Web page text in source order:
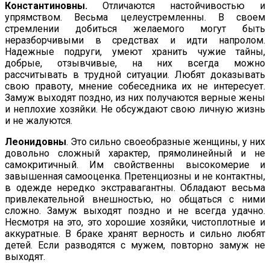
Константиновны. Отличаются настойчивостью и
упрямством. Весьма целеустремленны. В своем
стремлении добиться желае­мого могут быть
неразборчивыми в средствах и идти напролом.
Надежные подруги, умеют хранить чужие тайны,
добрые, от­зывчивые, на них всегда можно
рассчитывать в трудной ситуа­ции. Любят доказывать
свою правоту, мнение собеседника их не интересует.
Замуж выходят поздно, из них получаются вер­ные жены
и неплохие хозяйки. Не обсуждают свою личную жизнь
и не жалуются.
Леонидовны. Это сильно своеобразные женщины, у них
до­вольно сложный характер, прямолинейный и не
самокритичный. Им свойственны высокомерие и
завышенная самооценка. Пре­тенциозны и не контактны,
в одежде нередко экстравагантны. Обладают весьма
привлекательной внешностью, но общаться с ними
сложно. Замуж выходят поздно и не всегда удачно.
Несмотря на это, это хорошие хозяйки, чистоплотные и
аккуратные. В браке хранят верность и сильно любят
детей. Если разводятся с мужем, повторно замуж не
выходят.